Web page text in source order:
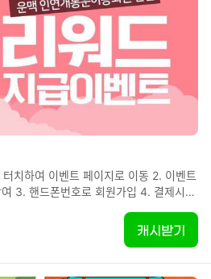
치하여 이벤트 페이지로 이동 2. 이벤트
3. 핸드폰번호로 회원가입 4. 결제시
지급까지 최대 10분까지도 소요될 수 있
는 데이터 이용료가 발생할 수 있습니
캐시받기